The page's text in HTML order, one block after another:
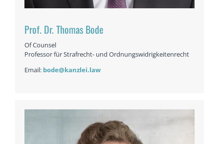
Prof. Dr. Thomas Bode
Of Counsel
Professor für Strafrecht- und Ordnungswidrigkeitenrecht
Email: bode@kanzlei.law